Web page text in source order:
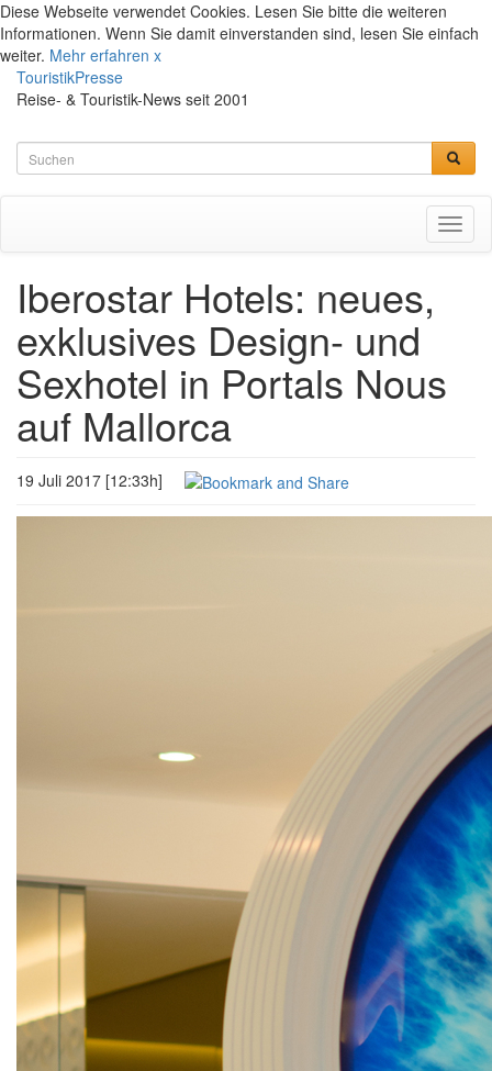
Diese Webseite verwendet Cookies. Lesen Sie bitte die weiteren
Informationen. Wenn Sie damit einverstanden sind, lesen Sie einfach
weiter. Mehr erfahren x
TouristikPresse
Reise- & Touristik-News seit 2001
Iberostar Hotels: neues,
exklusives Design- und
Sexhotel in Portals Nous
auf Mallorca
19 Juli 2017 [12:33h]